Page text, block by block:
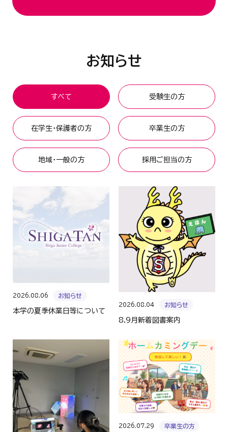
お知らせ
すべて 受験生の方
在学生・保護者の方 卒業生の方
地域・一般の方 採用ご担当の方
2026.08.06 お知らせ
本学の夏季休業日等について
2026.08.04 お知らせ
8.9月新着図書案内
2026.07.29 卒業生の方